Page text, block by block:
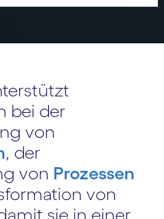
bei der
von
, der
von Prozessen
von
sie in einer